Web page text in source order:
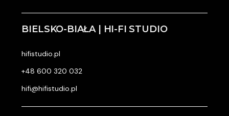
BIELSKO-BIAŁA | HI-FI STUDIO
hifistudio.pl
+48 600 320 032
hifi@hifistudio.pl